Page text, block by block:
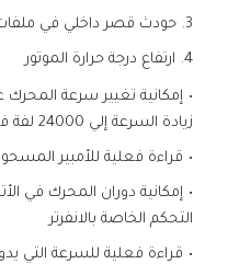
حودث قصر داخلي في ملفات
ارتفاع درجة حرارة الموتور
إمكانية تغيير سرعة
زيادة السرعة إلي 24000 لفة في الدقيقة أي ما يعادل 400 هرتز
قراءة فعلية للأمبير
إمكانية دوران المحرك في
التحكم الخاصة بالانفرتر
قراءة فعلية للسرعة التي